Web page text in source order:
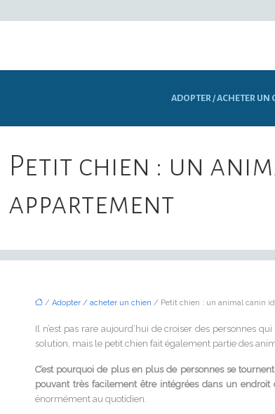
ADOPTER / ACHETER UN
Petit chien : un
appartement
/ Adopter / acheter un chien / Petit chien : un animal canin
Il n’est pas rare aujourd’hui de croiser des personnes
solution, mais le petit chien fait également partie des
C’est pourquoi de plus en plus de personnes se
pouvant très facilement être intégrées dans un
énormément au quotidien.